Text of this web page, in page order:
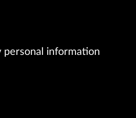
personal information